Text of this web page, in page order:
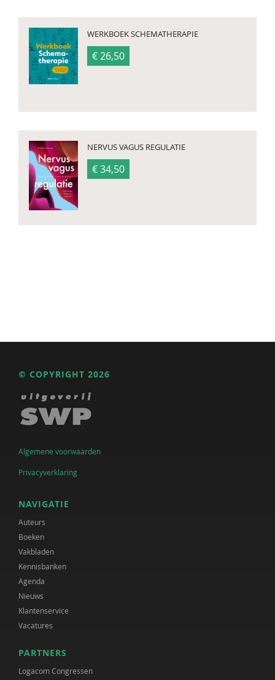
WERKBOEK SCHEMATHERAPIE
€ 26,50
NERVUS VAGUS REGULATIE
€ 34,50
© COPYRIGHT 2026
Algemene voorwaarden
Privacyverklaring
NAVIGATIE
Auteurs
Boeken
Vakbladen
Kennisbanken
Agenda
Nieuws
Klantenservice
Vacatures
PARTNERS
Logacom Congressen